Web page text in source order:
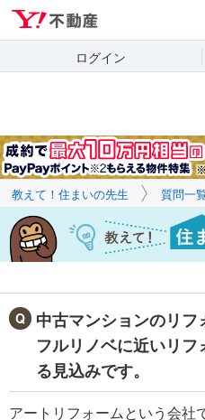
ログイン
教えて！住まいの先生 質問一
中古マンションのリフ
フルリノベに近いリフ
る見込みです。
アートリフォームという会社